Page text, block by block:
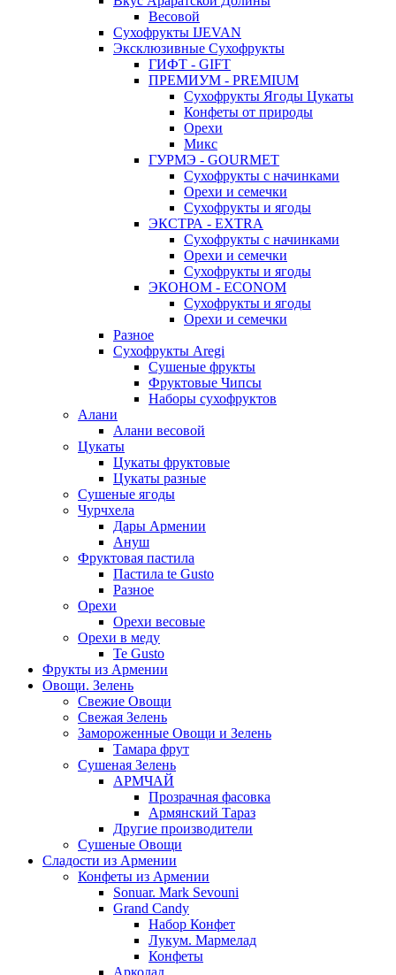
Весовой
Сухофрукты IJEVAN
Эксклюзивные Сухофрукты
ГИФТ - GIFT
ПРЕМИУМ - PREMIUM
Сухофрукты Ягоды Цукаты
Конфеты от природы
Орехи
Микс
ГУРМЭ - GOURMET
Сухофрукты с начинками
Орехи и семечки
Сухофрукты и ягоды
ЭКСТРА - EXTRA
Сухофрукты с начинками
Орехи и семечки
Сухофрукты и ягоды
ЭКОНОМ - ECONOM
Сухофрукты и ягоды
Орехи и семечки
Разное
Сухофрукты Aregi
Сушеные фрукты
Фруктовые Чипсы
Наборы сухофруктов
Алани
Алани весовой
Цукаты
Цукаты фруктовые
Цукаты разные
Сушеные ягоды
Чурчхела
Дары Армении
Ануш
Фруктовая пастила
Пастила te Gusto
Разное
Орехи
Орехи весовые
Орехи в меду
Te Gusto
Фрукты из Армении
Овощи. Зелень
Свежие Овощи
Свежая Зелень
Замороженные Овощи и Зелень
Тамара фрут
Сушеная Зелень
АРМЧАЙ
Прозрачная фасовка
Армянский Тараз
Другие производители
Сушеные Овощи
Сладости из Армении
Конфеты из Армении
Sonuar. Mark Sevouni
Grand Candy
Набор Конфет
Лукум. Мармелад
Конфеты
Арколад